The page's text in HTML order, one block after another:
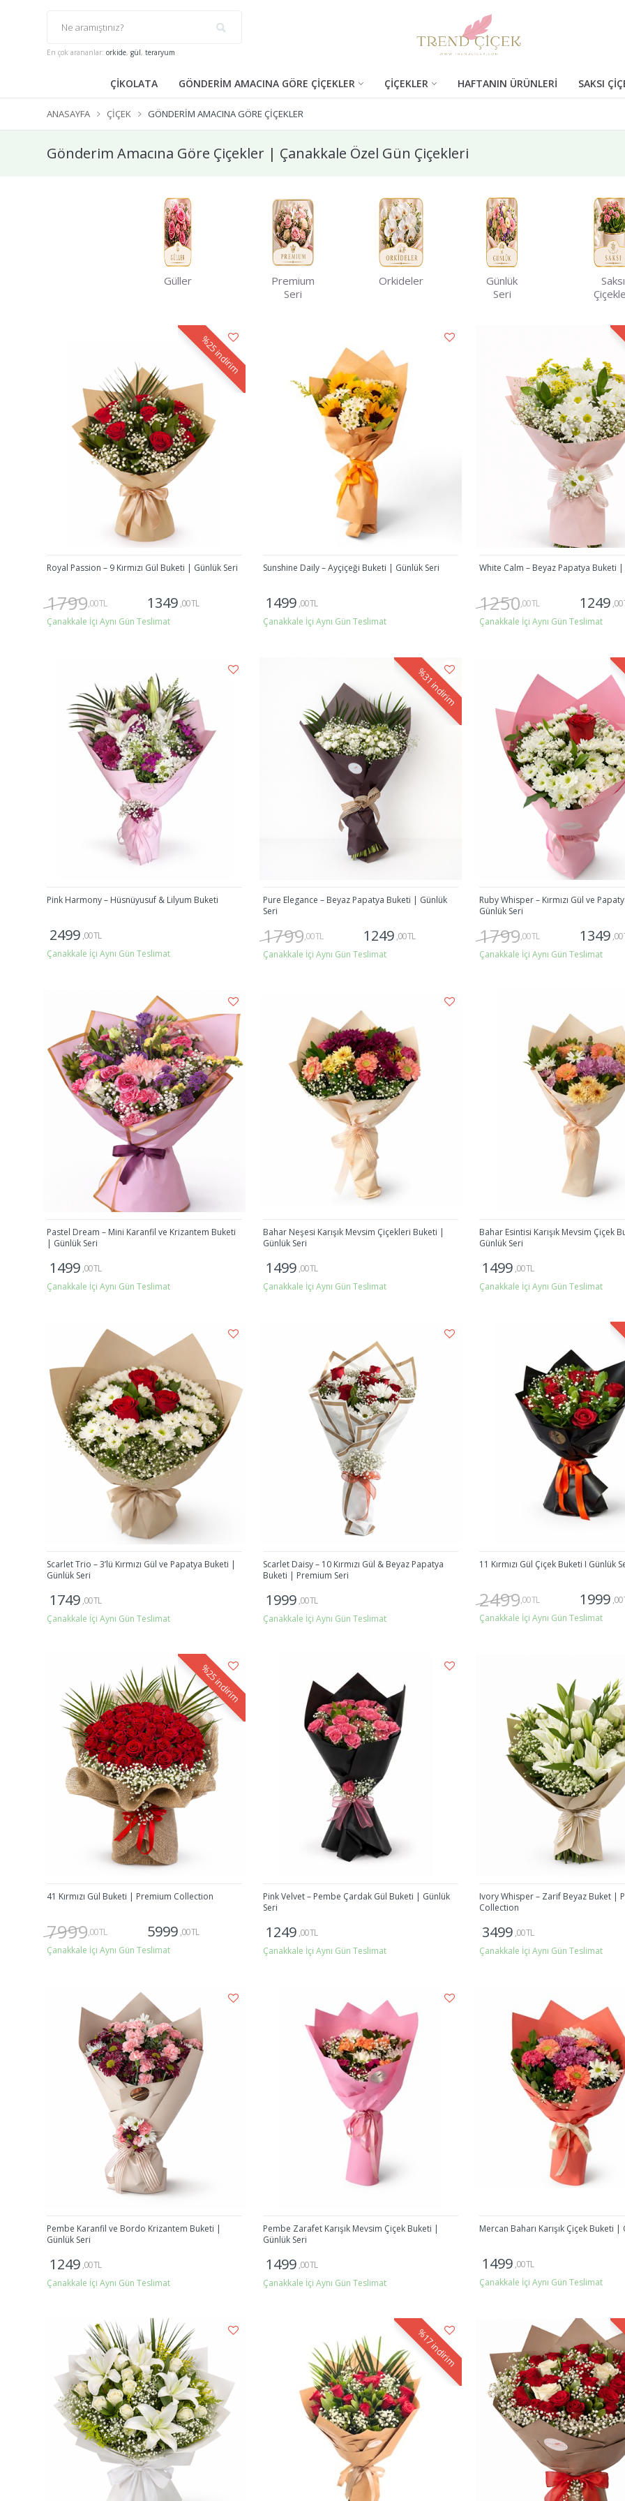
En çok arananlar: orkide, gül, teraryum
ÇİKOLATA GÖNDERİM AMACINA GÖRE ÇİÇEKLER ÇİÇEKLER HAFTANIN ÜRÜNLERİ SAKSI
ANASAYFA ÇIÇEK GÖNDERİM AMACINA GÖRE ÇİÇEKLER
Gönderim Amacına Göre Çiçekler | Çanakkale Özel Gün Çiçekleri
Güller
Premium
Seri
Orkideler
Günlük
Seri
Saksı
%25
indirim
Royal Passion – 9 Kırmızı Gül Buketi | Günlük Seri
1799,00 TL 1349 ,00 TL
Çanakkale İçi Aynı Gün Teslimat
Sunshine Daily – Ayçiçeği Buketi | Günlük Seri
1499 ,00 TL
Çanakkale İçi Aynı Gün Teslimat
White Calm – Beyaz Papatya Buketi |
1250,00 TL 1249 ,00
Çanakkale İçi Aynı Gün Teslimat
Pink Harmony – Hüsnüyusuf & Lilyum Buketi
2499 ,00 TL
Çanakkale İçi Aynı Gün Teslimat
%31
indirim
Pure Elegance – Beyaz Papatya Buketi | Günlük
Seri
1799,00 TL 1249 ,00 TL
Çanakkale İçi Aynı Gün Teslimat
Ruby Whisper – Kırmızı Gül ve
Günlük Seri
1799,00 TL 1349 ,00
Çanakkale İçi Aynı Gün Teslimat
Pastel Dream – Mini Karanfil ve Krizantem Buketi
| Günlük Seri
1499 ,00 TL
Çanakkale İçi Aynı Gün Teslimat
Bahar Neşesi Karışık Mevsim Çiçekleri Buketi |
Günlük Seri
1499 ,00 TL
Çanakkale İçi Aynı Gün Teslimat
Bahar Esintisi Karışık Mevsim Çiçek
Günlük Seri
1499 ,00 TL
Çanakkale İçi Aynı Gün Teslimat
Scarlet Trio – 3’lü Kırmızı Gül ve Papatya Buketi |
Günlük Seri
1749 ,00 TL
Çanakkale İçi Aynı Gün Teslimat
Scarlet Daisy – 10 Kırmızı Gül & Beyaz Papatya
Buketi | Premium Seri
1999 ,00 TL
Çanakkale İçi Aynı Gün Teslimat
11 Kırmızı Gül Çiçek Buketi I Günlük
2499,00 TL 1999 ,00
Çanakkale İçi Aynı Gün Teslimat
%25
indirim
41 Kırmızı Gül Buketi | Premium Collection
7999,00 TL 5999 ,00 TL
Çanakkale İçi Aynı Gün Teslimat
Pink Velvet – Pembe Çardak Gül Buketi | Günlük
Seri
1249 ,00 TL
Çanakkale İçi Aynı Gün Teslimat
Ivory Whisper – Zarif Beyaz Buket |
Collection
3499 ,00 TL
Çanakkale İçi Aynı Gün Teslimat
Pembe Karanfil ve Bordo Krizantem Buketi |
Günlük Seri
1249 ,00 TL
Çanakkale İçi Aynı Gün Teslimat
Pembe Zarafet Karışık Mevsim Çiçek Buketi |
Günlük Seri
1499 ,00 TL
Çanakkale İçi Aynı Gün Teslimat
Mercan Baharı Karışık Çiçek Buketi |
1499 ,00 TL
Çanakkale İçi Aynı Gün Teslimat
%17
indirim